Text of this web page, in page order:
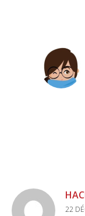
22